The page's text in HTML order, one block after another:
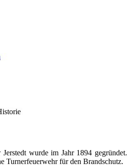
wurde im Jahr 1894 gegründet.
Turnerfeuerwehr für den Brandschutz.